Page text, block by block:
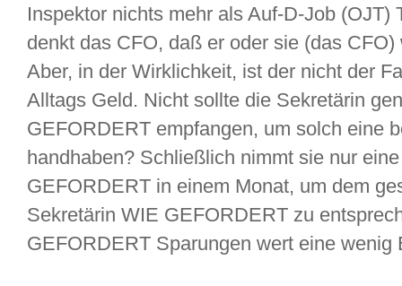
Inspektor nichts mehr als Auf-D-Job (OJT)
denkt das CFO, daß er oder sie (das
Aber, in der Wirklichkeit, ist der nicht der
Alltags Geld. Nicht sollte die Sekretärin
GEFORDERT empfangen, um solch eine
handhaben? Schließlich nimmt sie nur
GEFORDERT in einem Monat, um dem
Sekretärin WIE GEFORDERT zu
GEFORDERT Sparungen wert eine wenig